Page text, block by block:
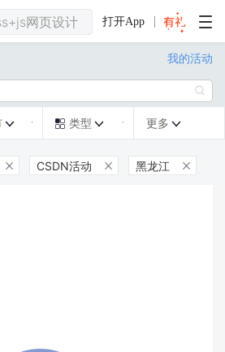
打开App
我的活动

  类型  更多 
 CSDN活动  黑龙江 